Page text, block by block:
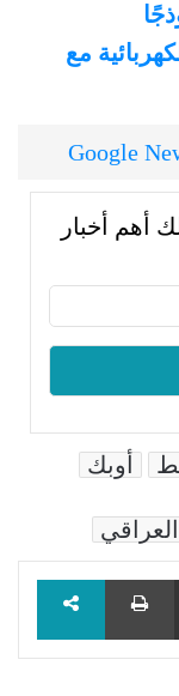
مع
أهم أخبار
أوبك
مشاركة عبر البريد طباعة